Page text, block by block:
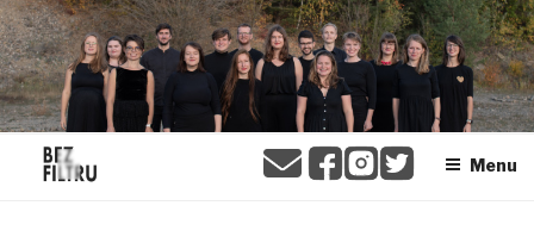
Přejít
k
obsahu
webu
BEZ FILTRU
Menu